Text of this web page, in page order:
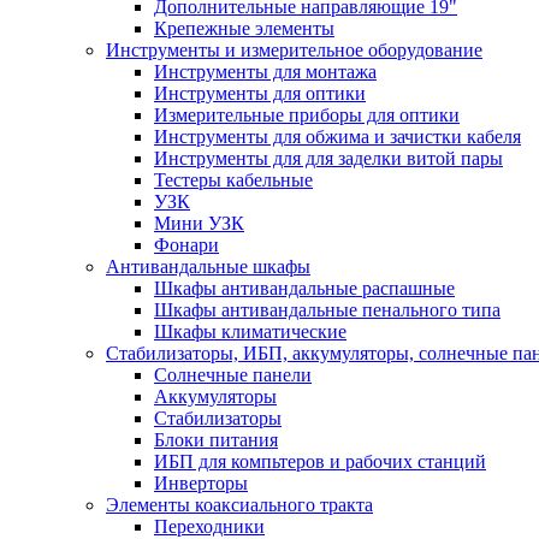
Дополнительные направляющие 19"
Крепежные элементы
Инструменты и измерительное оборудование
Инструменты для монтажа
Инструменты для оптики
Измерительные приборы для оптики
Инструменты для обжима и зачистки кабеля
Инструменты для для заделки витой пары
Тестеры кабельные
УЗК
Мини УЗК
Фонари
Антивандальные шкафы
Шкафы антивандальные распашные
Шкафы антивандальные пенального типа
Шкафы климатические
Стабилизаторы, ИБП, аккумуляторы, солнечные
Солнечные панели
Аккумуляторы
Стабилизаторы
Блоки питания
ИБП для компьтеров и рабочих станций
Инверторы
Элементы коаксиального тракта
Переходники